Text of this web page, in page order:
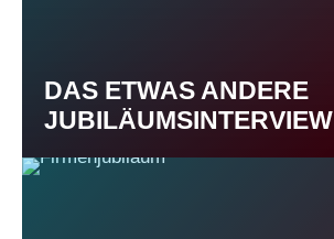
DAS ETWAS ANDERE
JUBILÄUMSINTERVIEW